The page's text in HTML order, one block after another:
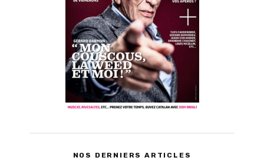
NOS DERNIERS ARTICLES